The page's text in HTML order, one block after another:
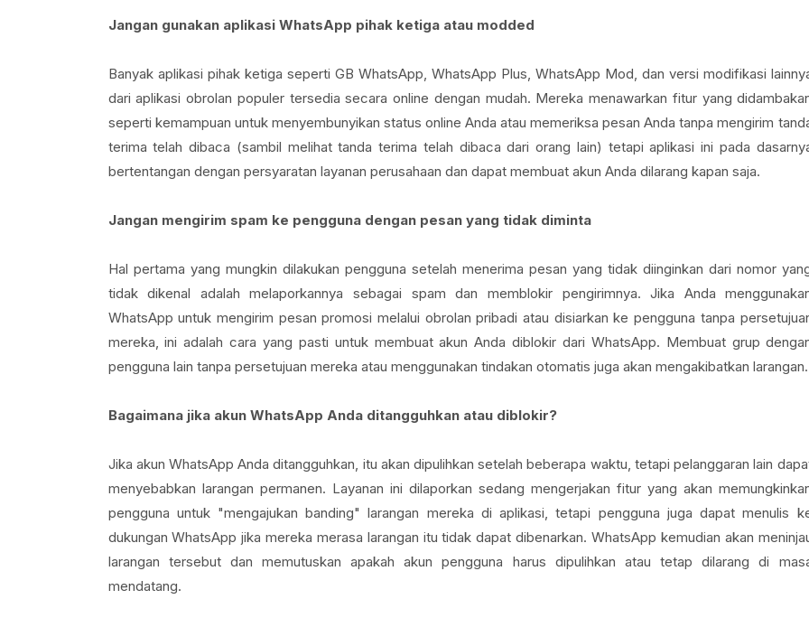
Jangan gunakan aplikasi WhatsApp pihak ketiga atau modded
Banyak aplikasi pihak ketiga seperti GB WhatsApp, WhatsApp Plus, WhatsApp Mod, dan versi modifikasi
dari aplikasi obrolan populer tersedia secara online dengan mudah. Mereka menawarkan fitur yang
seperti kemampuan untuk menyembunyikan status online Anda atau memeriksa pesan Anda tanpa mengirim
terima telah dibaca (sambil melihat tanda terima telah dibaca dari orang lain) tetapi aplikasi ini pada
bertentangan dengan persyaratan layanan perusahaan dan dapat membuat akun Anda dilarang kapan saja.
Jangan mengirim spam ke pengguna dengan pesan yang tidak diminta
Hal pertama yang mungkin dilakukan pengguna setelah menerima pesan yang tidak diinginkan dari nomor
tidak dikenal adalah melaporkannya sebagai spam dan memblokir pengirimnya. Jika Anda
WhatsApp untuk mengirim pesan promosi melalui obrolan pribadi atau disiarkan ke pengguna tanpa
mereka, ini adalah cara yang pasti untuk membuat akun Anda diblokir dari WhatsApp. Membuat grup
pengguna lain tanpa persetujuan mereka atau menggunakan tindakan otomatis juga akan mengakibatkan larangan.
Bagaimana jika akun WhatsApp Anda ditangguhkan atau diblokir?
Jika akun WhatsApp Anda ditangguhkan, itu akan dipulihkan setelah beberapa waktu, tetapi pelanggaran lain
menyebabkan larangan permanen. Layanan ini dilaporkan sedang mengerjakan fitur yang akan
pengguna untuk "mengajukan banding" larangan mereka di aplikasi, tetapi pengguna juga dapat menulis
dukungan WhatsApp jika mereka merasa larangan itu tidak dapat dibenarkan. WhatsApp kemudian akan
larangan tersebut dan memutuskan apakah akun pengguna harus dipulihkan atau tetap dilarang di
mendatang.